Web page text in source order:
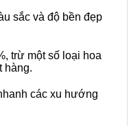
sắc và độ bền đẹp
trừ một số loại hoa
hàng.
các xu hướng